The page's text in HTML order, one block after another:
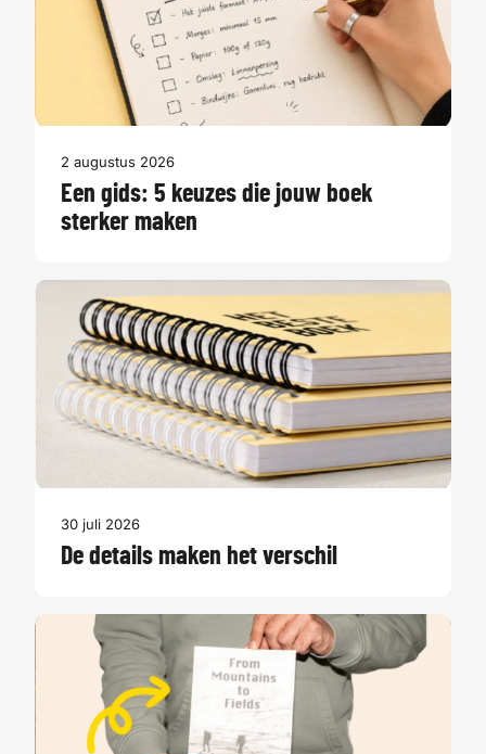
2 augustus 2026
Een gids: 5 keuzes die jouw boek
sterker maken
30 juli 2026
De details maken het verschil